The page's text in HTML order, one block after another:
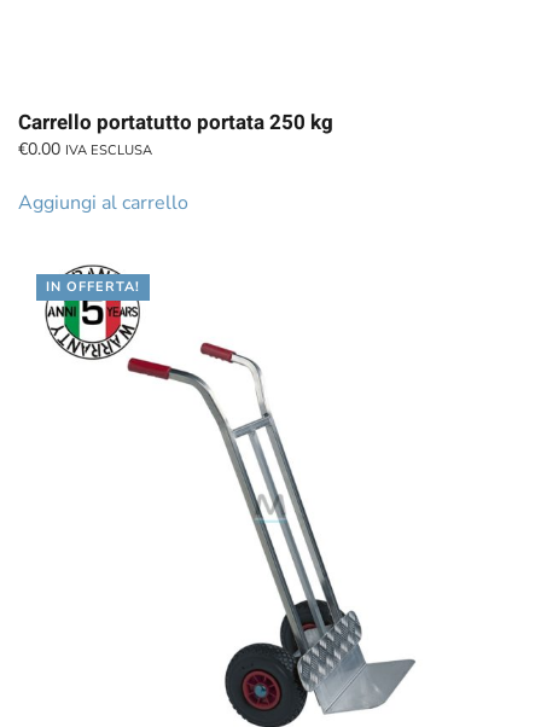
Carrello portatutto portata 250 kg
€0.00 IVA ESCLUSA
Aggiungi al carrello
IN OFFERTA!